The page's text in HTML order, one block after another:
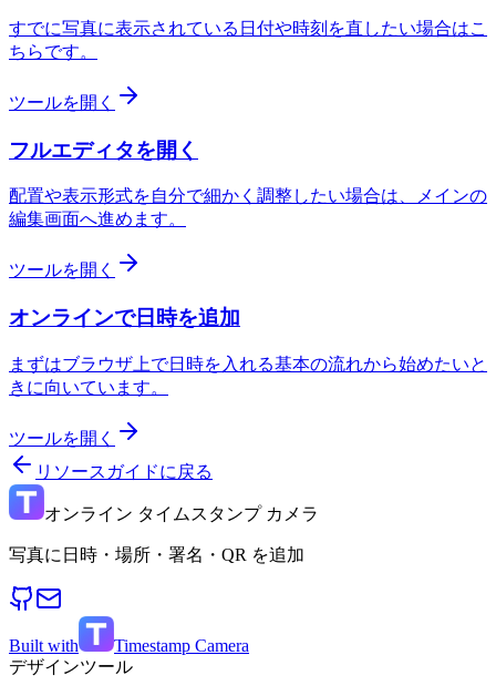
すでに写真に表示されている日付や時刻を直したい場合はこ
ちらです。
ツールを開く
フルエディタを開く
配置や表示形式を自分で細かく調整したい場合は、メインの
編集画面へ進めます。
ツールを開く
オンラインで日時を追加
まずはブラウザ上で日時を入れる基本の流れから始めたいと
きに向いています。
ツールを開く
リソースガイドに戻る
オンライン タイムスタンプ カメラ
写真に日時・場所・署名・QR を追加
Built with
Timestamp Camera
デザインツール